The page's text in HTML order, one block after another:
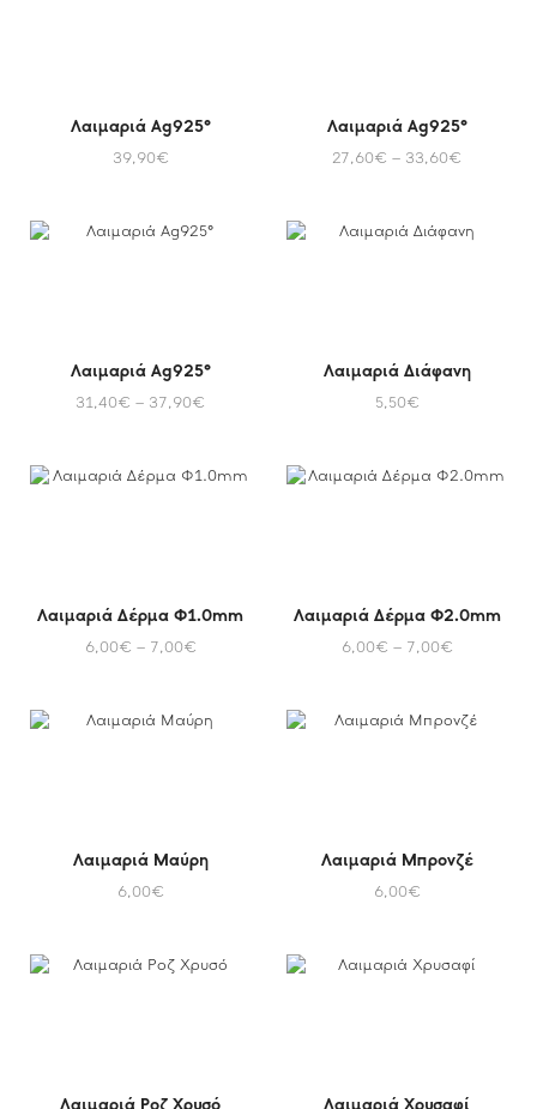
Λαιμαριά Ag925°
39,90€
Λαιμαριά Ag925°
27,60€ – 33,60€
Λαιμαριά Ag925°
31,40€ – 37,90€
Λαιμαριά Διάφανη
5,50€
Λαιμαριά Δέρμα Φ1.0mm
6,00€ – 7,00€
Λαιμαριά Δέρμα Φ2.0mm
6,00€ – 7,00€
Λαιμαριά Μαύρη
6,00€
Λαιμαριά Μπρονζέ
6,00€
Λαιμαριά Ροζ Χρυσό Λαιμαριά Χρυσαφί